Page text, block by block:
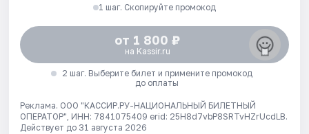
1 шаг. Скопируйте промокод
от 1 800 ₽
на Kassir.ru
2 шаг. Выберите билет и примените промокод
до оплаты
Реклама. ООО "КАССИР.РУ-НАЦИОНАЛЬНЫЙ БИЛЕТНЫЙ
ОПЕРАТОР", ИНН: 7841075409 erid: 25H8d7vbP8SRTvHZrUcdLB.
Действует до 31 августа 2026